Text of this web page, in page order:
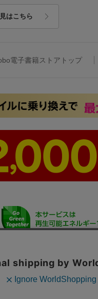
はこちら
電子書籍ストアトップ